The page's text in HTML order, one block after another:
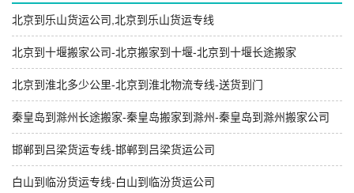
北京到乐山货运公司,北京到乐山货运专线
北京到十堰搬家公司-北京搬家到十堰-北京到十堰长途搬家
北京到淮北多少公里-北京到淮北物流专线-送货到门
秦皇岛到滁州长途搬家-秦皇岛搬家到滁州-秦皇岛到滁州搬家公司
邯郸到吕梁货运专线-邯郸到吕梁货运公司
白山到临汾货运专线-白山到临汾货运公司